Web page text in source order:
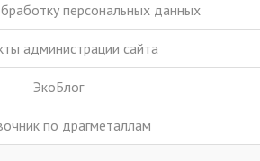
персональных данных
администрации сайта
ЭкоБлог
по драгметаллам